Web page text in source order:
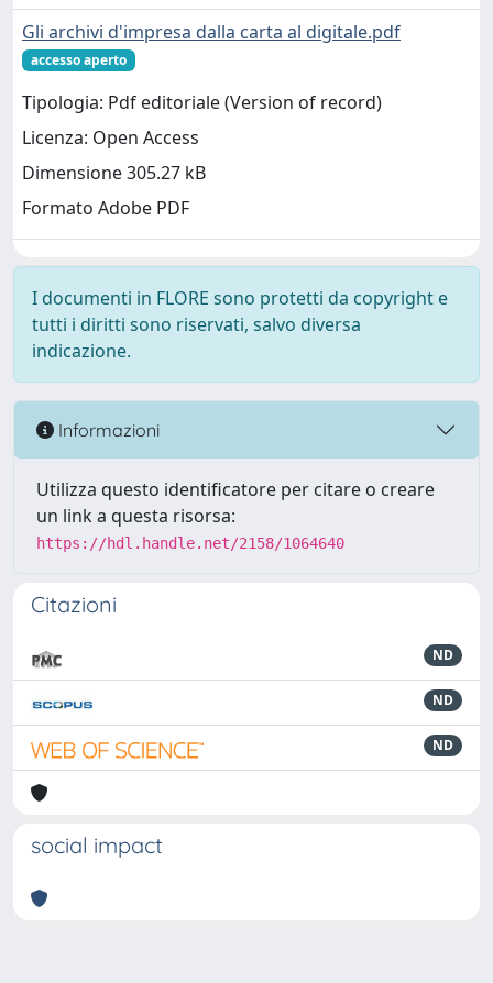
Gli archivi d'impresa dalla carta al digitale.pdf
accesso aperto
Tipologia: Pdf editoriale (Version of record)
Licenza: Open Access
Dimensione 305.27 kB
Formato Adobe PDF
I documenti in FLORE sono protetti da copyright e
tutti i diritti sono riservati, salvo diversa
indicazione.
Informazioni
Utilizza questo identificatore per citare o creare
un link a questa risorsa:
https://hdl.handle.net/2158/1064640
Citazioni
ND
ND
ND
social impact